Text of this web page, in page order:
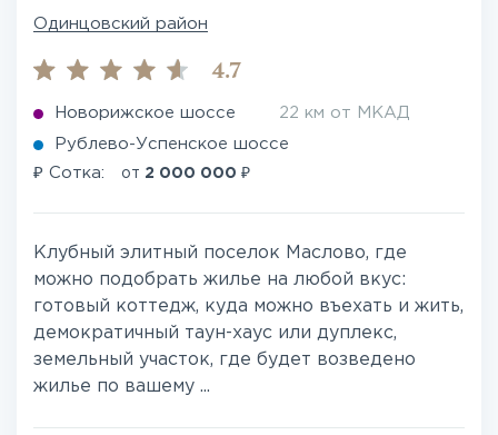
Одинцовский район
4.7
Новорижское шоссе 22 км от МКАД
Рублево-Успенское шоссе
₽ Сотка: от 2 000 000 ₽
Клубный элитный поселок Маслово, где
можно подобрать жилье на любой вкус:
готовый коттедж, куда можно въехать и жить,
демократичный таун-хаус или дуплекс,
земельный участок, где будет возведено
жилье по вашему ...